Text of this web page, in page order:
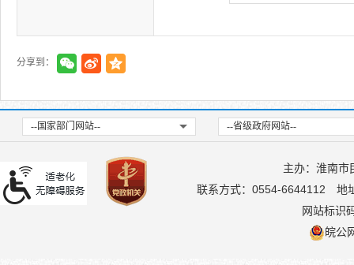
分享到：
--国家部门网站-- --省级政府网站--
主办：淮南市
联系方式：0554-6644112
地
网站标识
皖公